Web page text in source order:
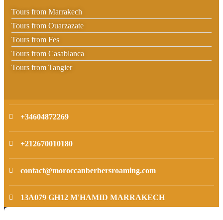
Tours from Marrakech
Tours from Ouarzazate
Tours from Fes
Tours from Casablanca
Tours from Tangier
+34604872269
+212670010180
contact@moroccanberbersroaming.com
13A079 GH12 M'HAMID MARRAKECH